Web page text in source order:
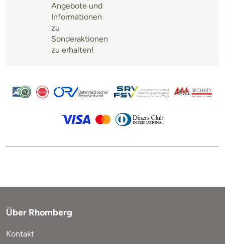
Angebote und
Informationen
zu
Sonderaktionen
zu erhalten!
Über Rhomberg
Kontakt